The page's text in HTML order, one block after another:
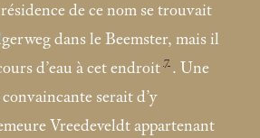
de ce nom se trouvait
dans le Beemster, mais il
d’eau à cet endroit 7 . Une
serait d’y
Vreedeveldt appartenant